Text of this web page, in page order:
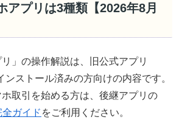
アプリは3種類【2026年8月
」の操作解説は、旧公式アプリ
ンストール済みの方向けの内容です。
取引を始める方は、後継アプリの
ガイド をご利用ください。